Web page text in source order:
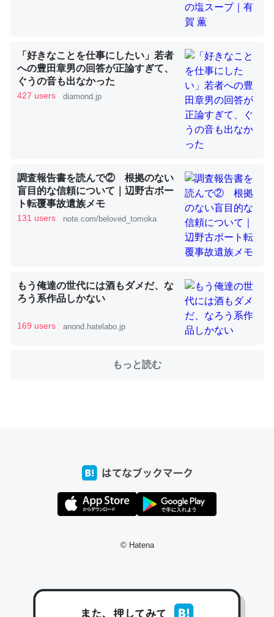
─ニュース :: 【研究発表】昆虫学の大問題＝「昆虫はなぜ海にいな
これを元に考えるとカルシウムを大量に使う脊椎動物と貝
類は苦労してるんだな…。腹足類だと殻を無くしてナメク
─ニュース :: 【研究発表】昆虫学の大問題＝「昆虫はなぜ海にいな
ウチもEchoを実家に置いて４年。でたまに覗いてる。ぼ
ちぼちRingも置こうかと画策中。あと、Googleマップで
これ見て生きてるなって分かる。
─たまにLINEするくらいだった遠方の父67歳と僕。ITツール導入で
コミュニケーションが劇的に変化した｜tayorini by LIFULL介護
たいなのでネット環境作ったけどAlexaしか使わないので
34
─たまにLINEするくらいだった遠方の父67歳と僕。ITツール導入で
「好きなことを仕事にしたい」若者
への豊田章男の回答が正論すぎて、
ぐうの音も出なかった
427 users diamond.jp
調査報告書を読んで② 根拠のない
盲目的な信頼について｜辺野古ボー
ト転覆事故遺族メモ
131 users note.com/beloved_tomoka
もう俺達の世代には酒もダメだ、な
ろう系作品しかない
169 users anond.hatelabo.jp
もっと読む
© Hatena